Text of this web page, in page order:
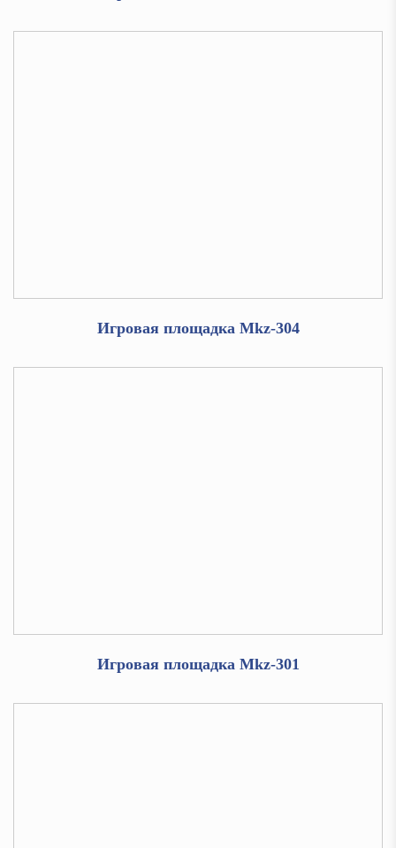
Игровая площадка Mkz-304
Игровая площадка Mkz-301